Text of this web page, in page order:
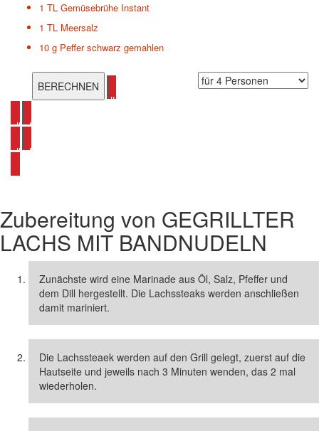
1 TL Gemüsebrühe Instant
1 TL Meersalz
10 g Peffer schwarz gemahlen
alle Grillrezepte ansehen
alle Lachs Rezepte ansehen
alle Fisch Rezepte ansehen
Zubereitung von GEGRILLTER
LACHS MIT BANDNUDELN
Zunächste wird eine Marinade aus Öl, Salz, Pfeffer und
dem Dill hergestellt. Die Lachssteaks werden anschließen
damit mariniert.
Die Lachssteaek werden auf den Grill gelegt, zuerst auf die
Hautseite und jeweils nach 3 Minuten wenden, das 2 mal
wiederholen.